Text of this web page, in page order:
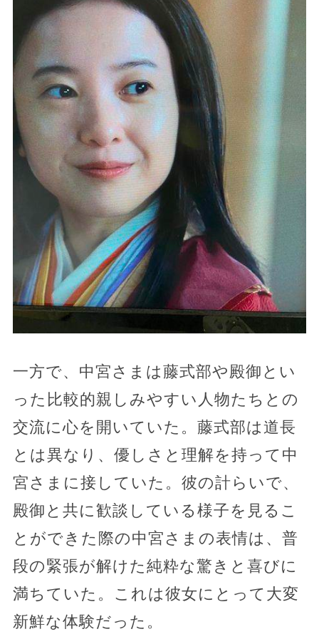
一方で、中宮さまは藤式部や殿御とい
った比較的親しみやすい人物たちとの
交流に心を開いていた。藤式部は道長
とは異なり、優しさと理解を持って中
宮さまに接していた。彼の計らいで、
殿御と共に歓談している様子を見るこ
とができた際の中宮さまの表情は、普
段の緊張が解けた純粋な驚きと喜びに
満ちていた。これは彼女にとって大変
新鮮な体験だった。